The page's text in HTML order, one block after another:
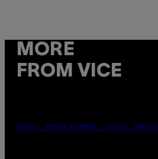
MORE
FROM VICE
PHOTO: PETER KRAMER / GETTY IMAGES